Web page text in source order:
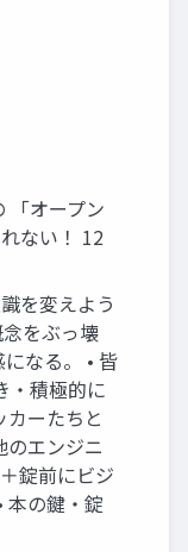
「オープン
ない！ 12
を変えよう
をぶっ壊
なる。 • 皆
・積極的に
カーたちと
のエンジニ
錠前にビジ
本の鍵・錠